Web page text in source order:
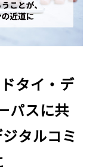
タイ・デ
パスに共
タルコミ